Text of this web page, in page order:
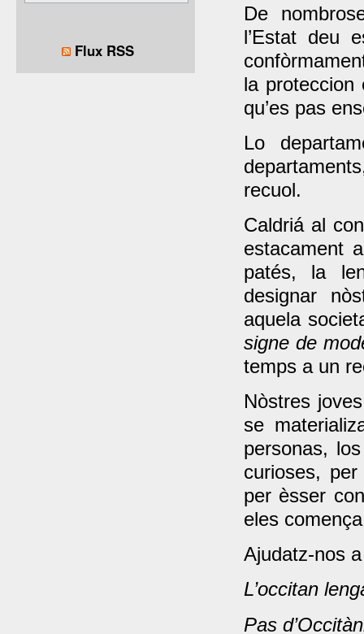
De
l’Estat deu
la proteccion
qu’es pas
Lo
recuol.
Caldriá al
estacament
patés, la
designar
aquela
signe de
temps a un
Nòstres
se
personas,
curioses,
per èsser
eles
Ajudatz-nos
L’occitan
Pas
Flux RSS